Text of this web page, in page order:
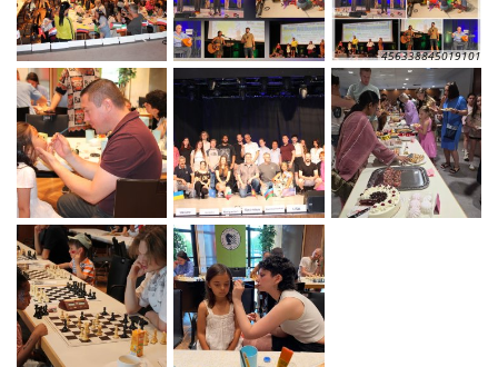
456338845019101